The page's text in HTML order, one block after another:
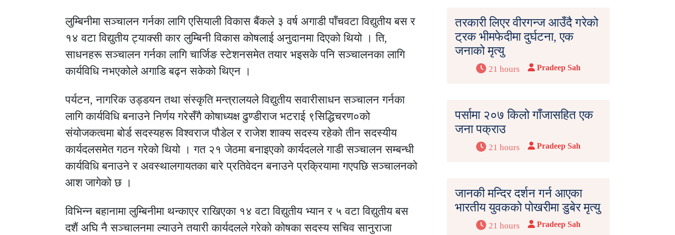
लुम्बिनीमा सञ्चालन गर्नका लागि एसियाली विकास बैंकले ३ वर्ष अगाडी पाँचवटा विद्युतीय बस र
१४ वटा विद्युतीय ट्याक्सी कार लुम्बिनी विकास कोषलाई अनुदानमा दिएको थियो । ति,
साधनहरू सञ्चालन गर्नका लागि चार्जिङ स्टेशनसमेत तयार भइसके पनि सञ्चालनका लागि
कार्यविधि नभएकोले अगाडि बढ्न सकेको थिएन ।
पर्यटन, नागरिक उड्डयन तथा संस्कृति मन्त्रालयले विद्युतीय सवारीसाधन सञ्चालन गर्नका
लागि कार्यविधि बनाउने निर्णय गरेसँगै कोषाध्यक्ष ढुण्डीराज भटराई ९सिद्धिचरण०को
संयोजकत्वमा बोर्ड सदस्यहरू विश्वराज पौडेल र राजेश शाक्य सदस्य रहेको तीन सदस्यीय
कार्यदलसमेत गठन गरेको थियो । गत २१ जेठमा बनाइएको कार्यदलले गाडी सञ्चालन सम्बन्धी
कार्यविधि बनाउने र अवस्थालगायतका बारे प्रतिवेदन बनाउने प्रक्रियामा गएपछि सञ्चालनको
आश जागेको छ ।
विभिन्न बहानामा लुम्बिनीमा थन्काएर राखिएका १४ वटा विद्युतीय भ्यान र ५ वटा विद्युतीय बस
दशैं अघि नै सञ्चालनमा ल्याउने तयारी कार्यदलले गरेको कोषका सदस्य सचिव सानुराजा
तरकारी लिएर वीरगन्ज आउँदै गरेको
ट्रक भीमफेदीमा दुर्घटना, एक
जनाको मृत्यु
21 hours Pradeep Sah
पर्सामा २०७ किलो गाँजासहित एक
जना पक्राउ
21 hours Pradeep Sah
जानकी मन्दिर दर्शन गर्न आएका
भारतीय युवकको पोखरीमा डुबेर मृत्यु
21 hours Pradeep Sah